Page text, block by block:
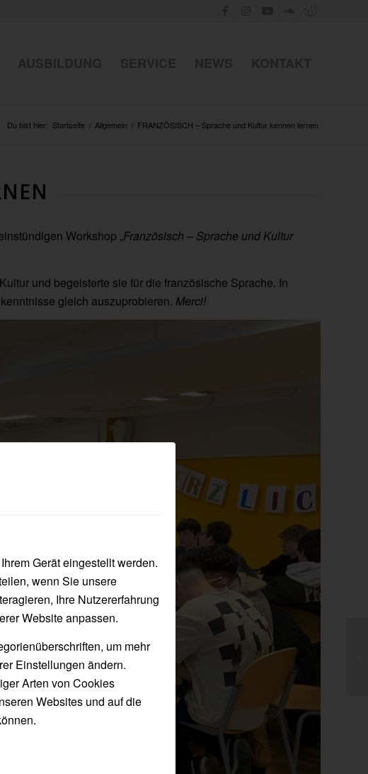
Gerät eingestellt werden.
wenn Sie unsere
Ihre Nutzererfahrung
Website anpassen.
um mehr
Einstellungen ändern.
Arten von Cookies
Websites und auf die
Du bist hier: Startseite / Allgemein / FRANZÖSISCH – Sprache und Kultur kennen lernen
Workshop „Französisch – Sprache und Kultur
und begeisterte sie für die französische Sprache. In
gleich auszuprobieren. Merci!